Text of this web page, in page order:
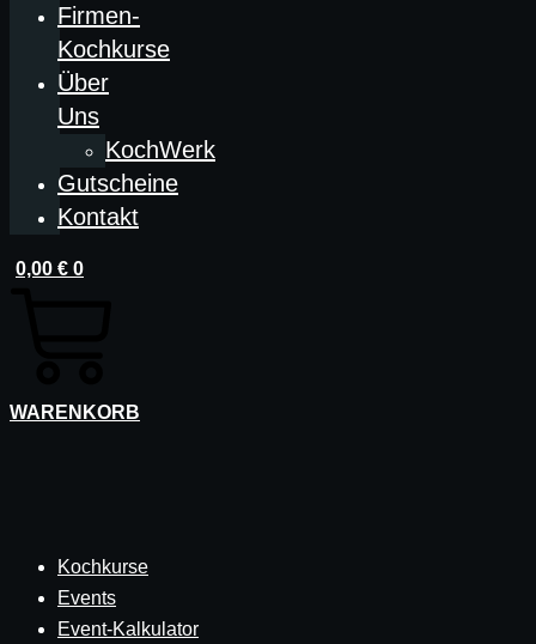
Firmen-
Kochkurse
Über
Uns
KochWerk
Gutscheine
Kontakt
0,00 € 0
WARENKORB
Kochkurse
Events
Event-Kalkulator